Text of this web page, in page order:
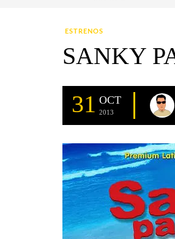
ESTRENOS
SANKY
31 OCT
2013